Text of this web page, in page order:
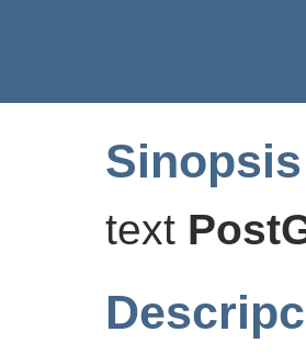
Sinopsis
text